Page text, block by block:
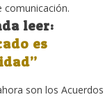
leer:
es
son los Acuerdos